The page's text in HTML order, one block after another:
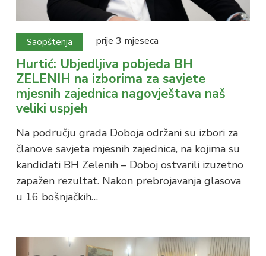
Saopštenja prije 3 mjeseca
Hurtić: Ubjedljiva pobjeda BH
ZELENIH na izborima za savjete
mjesnih zajednica nagovještava naš
veliki uspjeh
Na području grada Doboja održani su izbori za
članove savjeta mjesnih zajednica, na kojima su
kandidati BH Zelenih – Doboj ostvarili izuzetno
zapažen rezultat. Nakon prebrojavanja glasova
u 16 bošnjačkih…